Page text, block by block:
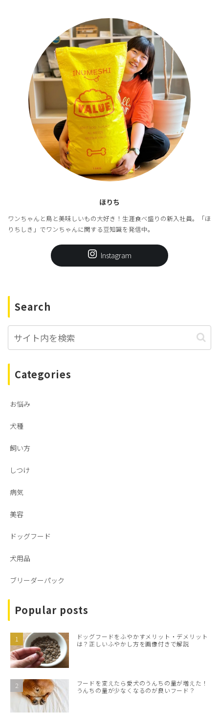
ほりち
ワンちゃんと鳥と美味しいもの大好き！生涯食べ盛りの新入社員。「ほ
りちしき」でワンちゃんに関する豆知識を発信中。
Instagram
Search
Categories
お悩み
犬種
飼い方
しつけ
病気
美容
ドッグフード
犬用品
ブリーダーパック
Popular posts
ドッグフードをふやかすメリット・デメリット
は？正しいふやかし方を画像付きで解説
フードを変えたら愛犬のうんちの量が増えた！
うんちの量が少なくなるのが良いフード？